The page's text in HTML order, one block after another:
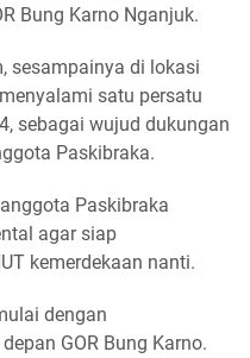
Bung Karno Nganjuk.
sesampainya di lokasi
satu persatu
sebagai wujud dukungan
Paskibraka.
Paskibraka
agar siap
kemerdekaan nanti.
dengan
GOR Bung Karno.